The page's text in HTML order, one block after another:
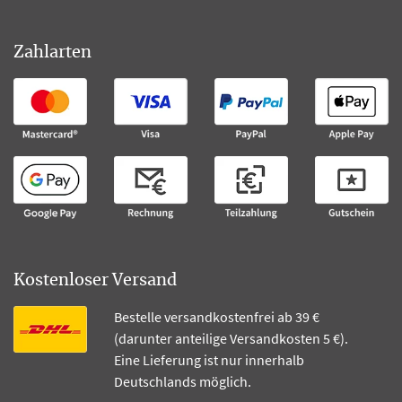
Zahlarten
Kostenloser Versand
Bestelle versandkostenfrei ab 39 €
(darunter anteilige Versandkosten 5 €).
Eine Lieferung ist nur innerhalb
Deutschlands möglich.